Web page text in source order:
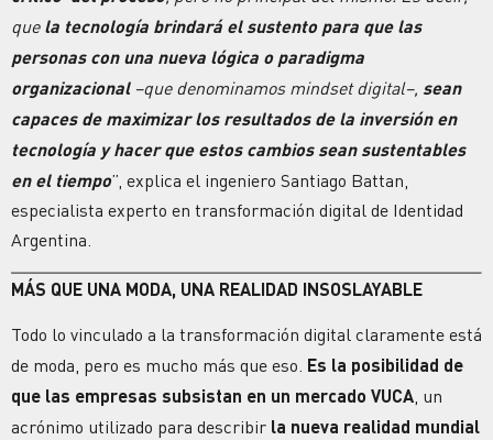
que la tecnología brindará el sustento para que las
personas con una nueva lógica o paradigma
organizacional–que denominamos mindset digital–, sean
capaces de maximizar los resultados de la inversión en
tecnología y hacer que estos cambios sean sustentables
en el tiempo”, explica el ingeniero Santiago Battan,
especialista experto en transformación digital de Identidad
Argentina.
MÁS QUE UNA MODA, UNA REALIDAD INSOSLAYABLE
Todo lo vinculado a la transformación digital claramente está
de moda, pero es mucho más que eso. Es la posibilidad de
que las empresas subsistan en un mercado VUCA, un
acrónimo utilizado para describir la nueva realidad mundial